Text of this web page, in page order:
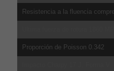
Resistencia a la fluencia
Proporción de Poisson 0.342